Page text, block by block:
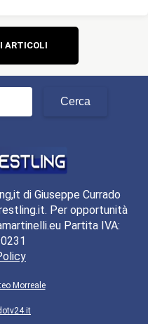
ARTICOLI
di Giuseppe Currado
Per opportunità
Partita IVA:
Morreale